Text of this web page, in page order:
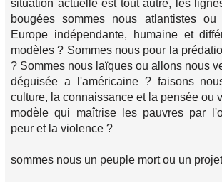
situation actuelle est tout autre, les
bougées sommes nous atlantistes ou
Europe indépendante, humaine et
modèles ? Sommes nous pour la
? Sommes nous laïques ou allons nous
déguisée a l'américaine ? faisons
culture, la connaissance et la pensée ou
modèle qui maîtrise les pauvres par
peur et la violence ?
sommes nous un peuple mort ou un